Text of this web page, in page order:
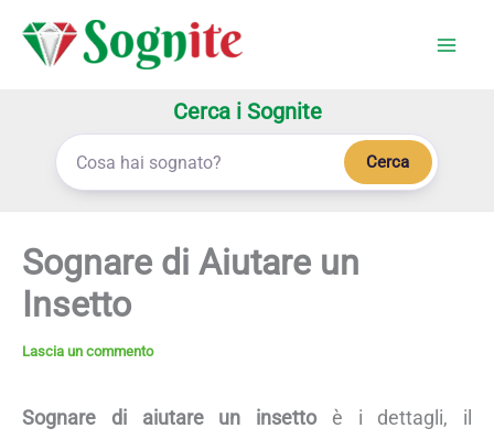
Cerca i Sognite
Cerca
Sognare di Aiutare un
Insetto
Lascia un commento
Sognare di aiutare un insettoè i dettagli, il